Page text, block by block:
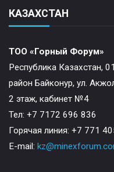
КАЗАХСТАН
ТОО «Горный Форум»
Республика Казахстан,
район Байконур, ул.
2 этаж, кабинет №4
Тел: +7 7172 696 836
Горячая линия: +7 771
E-mail: